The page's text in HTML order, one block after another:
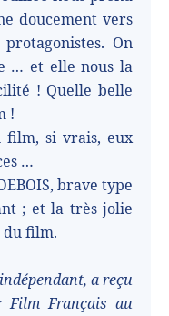
doucement vers
On
… et elle nous la
! Quelle belle
!
film, si vrais, eux
…
brave type
; et la très jolie
du film.
a reçu
Français au